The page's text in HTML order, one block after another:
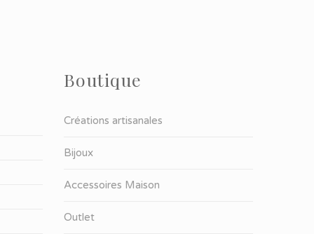
Boutique
Créations artisanales
Bijoux
Accessoires Maison
Outlet